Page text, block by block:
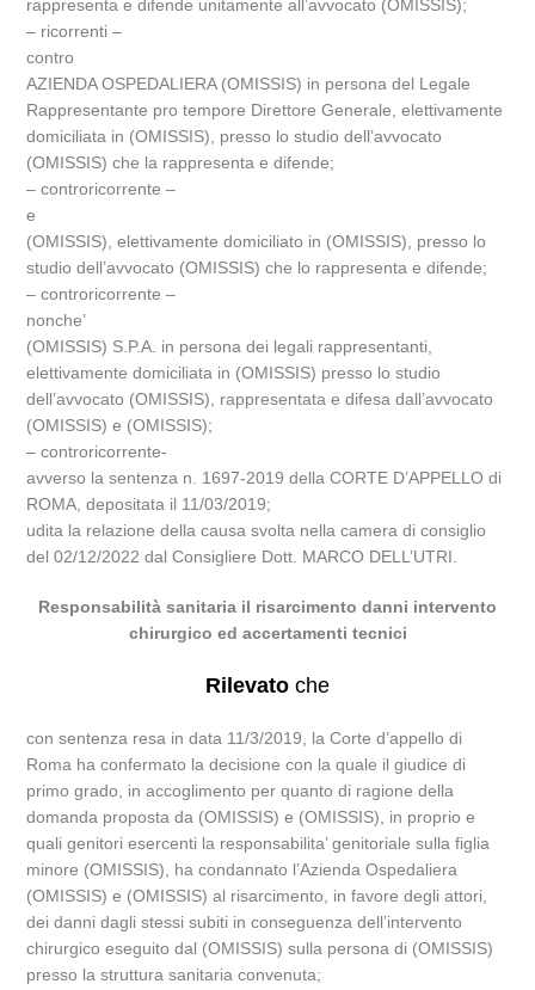
rappresenta e difende unitamente all’avvocato (OMISSIS);
– ricorrenti –
contro
AZIENDA OSPEDALIERA (OMISSIS) in persona del Legale
Rappresentante pro tempore Direttore Generale, elettivamente
domiciliata in (OMISSIS), presso lo studio dell’avvocato
(OMISSIS) che la rappresenta e difende;
– controricorrente –
e
(OMISSIS), elettivamente domiciliato in (OMISSIS), presso lo
studio dell’avvocato (OMISSIS) che lo rappresenta e difende;
– controricorrente –
nonche’
(OMISSIS) S.P.A. in persona dei legali rappresentanti,
elettivamente domiciliata in (OMISSIS) presso lo studio
dell’avvocato (OMISSIS), rappresentata e difesa dall’avvocato
(OMISSIS) e (OMISSIS);
– controricorrente-
avverso la sentenza n. 1697-2019 della CORTE D’APPELLO di
ROMA, depositata il 11/03/2019;
udita la relazione della causa svolta nella camera di consiglio
del 02/12/2022 dal Consigliere Dott. MARCO DELL’UTRI.
Responsabilità sanitaria il risarcimento danni intervento
chirurgico ed accertamenti tecnici
Rilevato che
con sentenza resa in data 11/3/2019, la Corte d’appello di
Roma ha confermato la decisione con la quale il giudice di
primo grado, in accoglimento per quanto di ragione della
domanda proposta da (OMISSIS) e (OMISSIS), in proprio e
quali genitori esercenti la responsabilita’ genitoriale sulla figlia
minore (OMISSIS), ha condannato l’Azienda Ospedaliera
(OMISSIS) e (OMISSIS) al risarcimento, in favore degli attori,
dei danni dagli stessi subiti in conseguenza dell’intervento
chirurgico eseguito dal (OMISSIS) sulla persona di (OMISSIS)
presso la struttura sanitaria convenuta;